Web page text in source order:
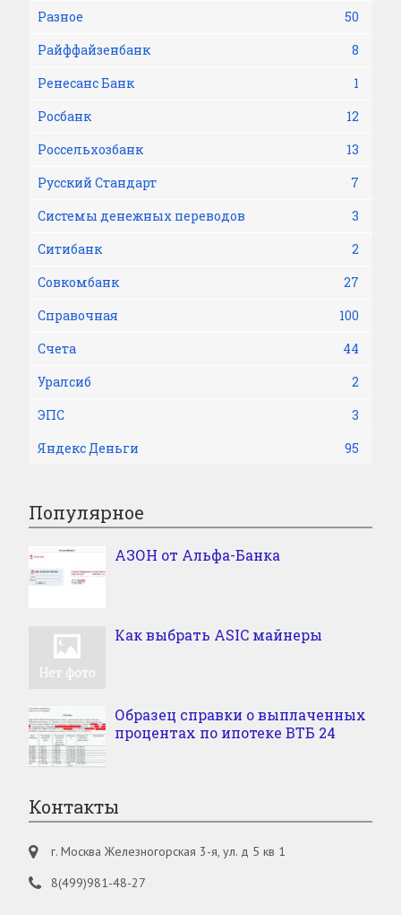
Разное
50
Райффайзенбанк
8
Ренесанс Банк
1
Росбанк
12
Россельхозбанк
13
Русский Стандарт
7
Системы денежных переводов
3
Ситибанк
2
Совкомбанк
27
Справочная
100
Счета
44
Уралсиб
2
ЭПС
3
Яндекс Деньги
95
Популярное
АЗОН от Альфа-Банка
Как выбрать ASIC майнеры
Образец справки о выплаченных
процентах по ипотеке ВТБ 24
Контакты
г. Москва Железногорская 3-я, ул. д 5 кв 1
8(499)981-48-27